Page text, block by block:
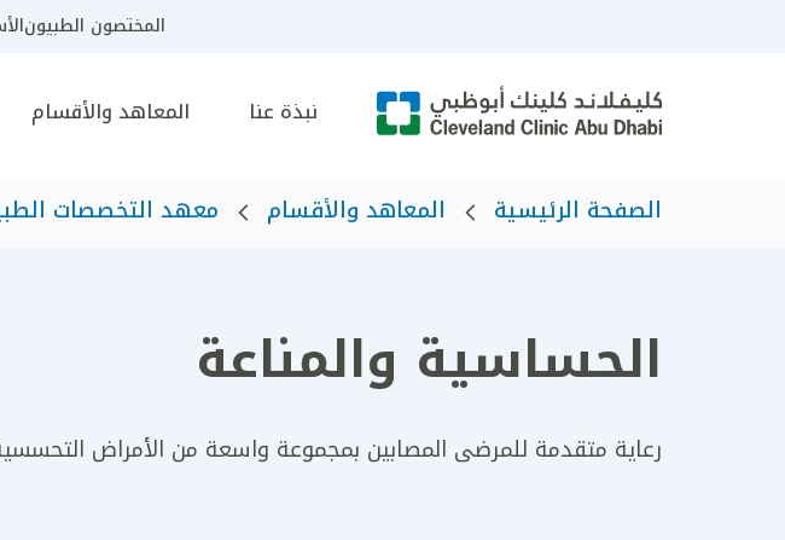
المختصون الطبيون
نبذة عنا المعاهد والأقسام
الصفحة الرئيسية المعاهد والأقسام معهد التخصصات
الحساسية والمناعة
رعاية متقدمة للمرضى المصابين بمجموعة واسعة من الأمراض